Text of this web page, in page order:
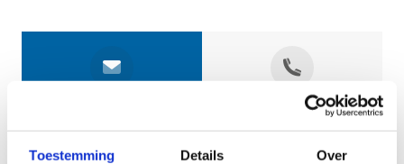
Toestemming Details Over